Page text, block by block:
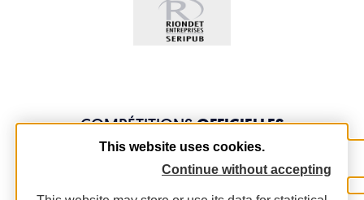
COMPÉTITIONSOFFICIELLES
This website uses cookies.
Continue without accepting